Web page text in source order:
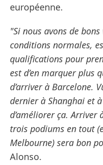
européenne.
"Si nous avons de
conditions normales,
qualifications pour
est d’en marquer plus
d’arriver à Barcelone.
dernier à Shanghai et
d’améliorer ça. Arriver
trois podiums en tout
Melbourne) sera bon
Alonso.